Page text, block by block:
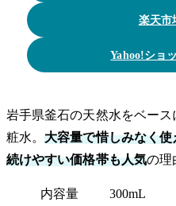
楽天市
Yahoo!ショ
岩手県釜石の天然水をベー
粧水。大容量で惜しみなく
続けやすい価格帯も人気の理
内容量
300mL